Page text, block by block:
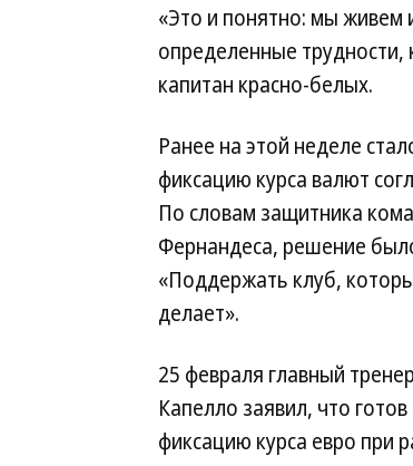
«Это и понятно: мы живем
определенные трудности,
капитан красно-белых.
Ранее на этой неделе
фиксацию курса валют
По словам защитника
Фернандеса, решение
«Поддержать клуб,
делает».
25 февраля главный
Капелло заявил, что
фиксацию курса евро при